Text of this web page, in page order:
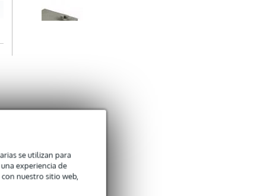
se utilizan para
experiencia de
nuestro sitio web,
DAP cubierta de
espuma pearl foam
33,00 €